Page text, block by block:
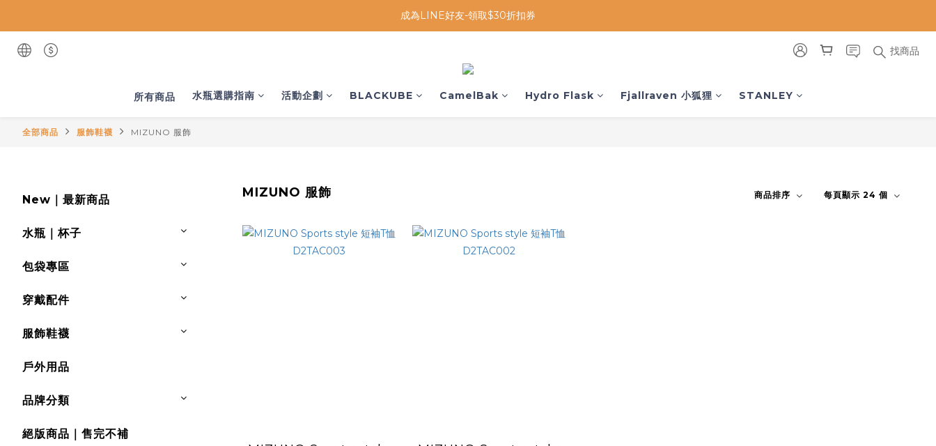
成為LINE好友-領取$30折扣券
找商品
所有商品 水瓶選購指南 活動企劃 BLACKUBE CamelBak Hydro Flask Fjallraven 小狐狸 STANLEY
全部商品 服飾鞋襪 MIZUNO 服飾
New｜最新商品
水瓶｜杯子
包袋專區
穿戴配件
服飾鞋襪
戶外用品
品牌分類
絕版商品｜售完不補
MIZUNO 服飾 商品排序 每頁顯示 24 個